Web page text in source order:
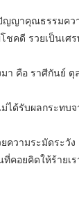
ญญาคุณธรรมคว
โชคดี รวยเป็นเ
า คือ ราศีกันย์
ได้รับผลกระทบ
ความระมัดระวั
คอยคิดให้ร้ายเร